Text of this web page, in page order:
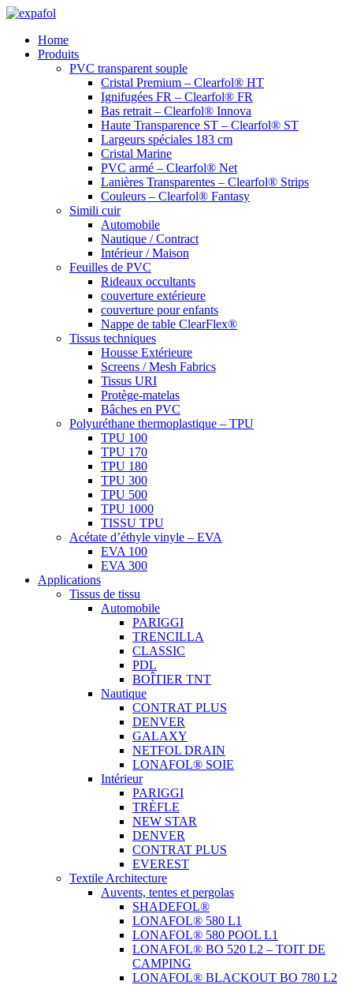
Aller
contenuHome
Produits
PVC transparent souple
Cristal Premium – Clearfol® HT
Ignifugées FR – Clearfol® FR
Bas retrait – Clearfol® Innova
Haute Transparence ST – Clearfol® ST
Largeurs spéciales 183 cm
Cristal Marine
PVC armé – Clearfol® Net
Lanières Transparentes – Clearfol® Strips
Couleurs – Clearfol® Fantasy
Simili cuir
Automobile
Nautique / Contract
Intérieur / Maison
Feuilles de PVC
Rideaux occultants
couverture extérieure
couverture pour enfants
Nappe de table ClearFlex®
Tissus techniques
Housse Extérieure
Screens / Mesh Fabrics
Tissus URI
Protège-matelas
Bâches en PVC
Polyuréthane thermoplastique – TPU
TPU 100
TPU 170
TPU 180
TPU 300
TPU 500
TPU 1000
TISSU TPU
Acétate d’éthyle vinyle – EVA
EVA 100
EVA 300
Applications
Tissus de tissu
Automobile
PARIGGI
TRENCILLA
CLASSIC
PDL
BOÎTIER TNT
Nautique
CONTRAT PLUS
DENVER
GALAXY
NETFOL DRAIN
LONAFOL® SOIE
Intérieur
PARIGGI
TRÈFLE
NEW STAR
DENVER
CONTRAT PLUS
EVEREST
Textile Architecture
Auvents, tentes et pergolas
SHADEFOL®
LONAFOL® 580 L1
LONAFOL® 580 POOL L1
LONAFOL® BO 520 L2 – TOIT DE
CAMPING
LONAFOL® BLACKOUT BO 780 L2